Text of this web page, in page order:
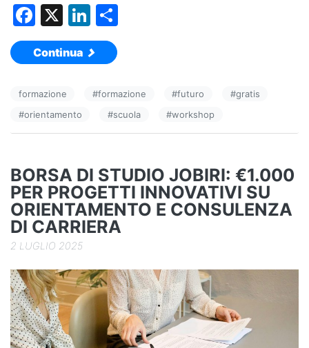
F
a
c
b
o
k
X
Li
n
k
dI vi
di
Continua
formazione #formazione #futuro #gratis
#orientamento #scuola #workshop
BORSA DI STUDIO JOBIRI: €1.000
PER PROGETTI INNOVATIVI SU
ORIENTAMENTO E CONSULENZA
DI CARRIERA
2 LUGLIO 2025